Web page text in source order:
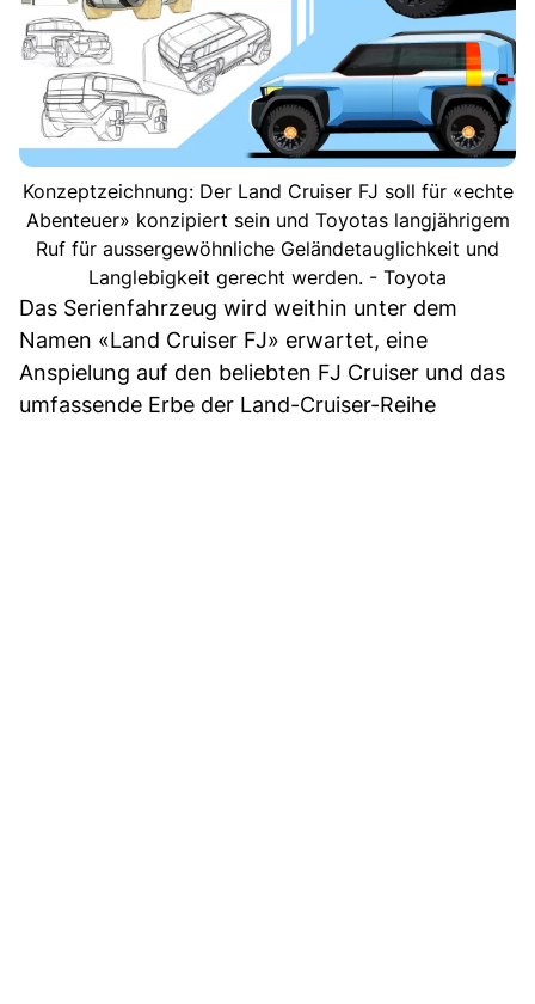
Konzeptzeichnung: Der Land Cruiser FJ soll für «echte
Abenteuer» konzipiert sein und Toyotas langjährigem
Ruf für aussergewöhnliche Geländetauglichkeit und
Langlebigkeit gerecht werden. - Toyota
Das Serienfahrzeug wird weithin unter dem
Namen «Land Cruiser FJ» erwartet, eine
Anspielung auf den beliebten FJ Cruiser und das
umfassende Erbe der Land-Cruiser-Reihe